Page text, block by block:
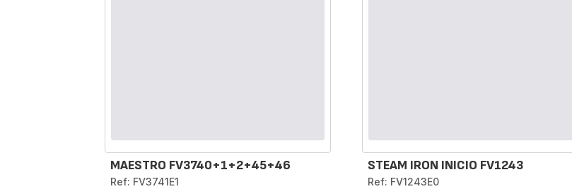
MAESTRO FV3740+1+2+45+46
Ref: FV3741E1
STEAM IRON INICIO FV1243
Ref: FV1243E0